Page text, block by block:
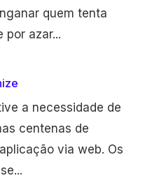
quem tenta
por azar...
a necessidade de
centenas de
via web. Os